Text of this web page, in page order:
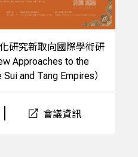
研究新取向國際學術研
Approaches to the
and Tang Empires）
會議資訊